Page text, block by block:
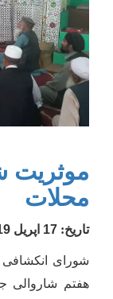
موثریت
محلات
تاریخ: 17 اپریل 2019
شورای